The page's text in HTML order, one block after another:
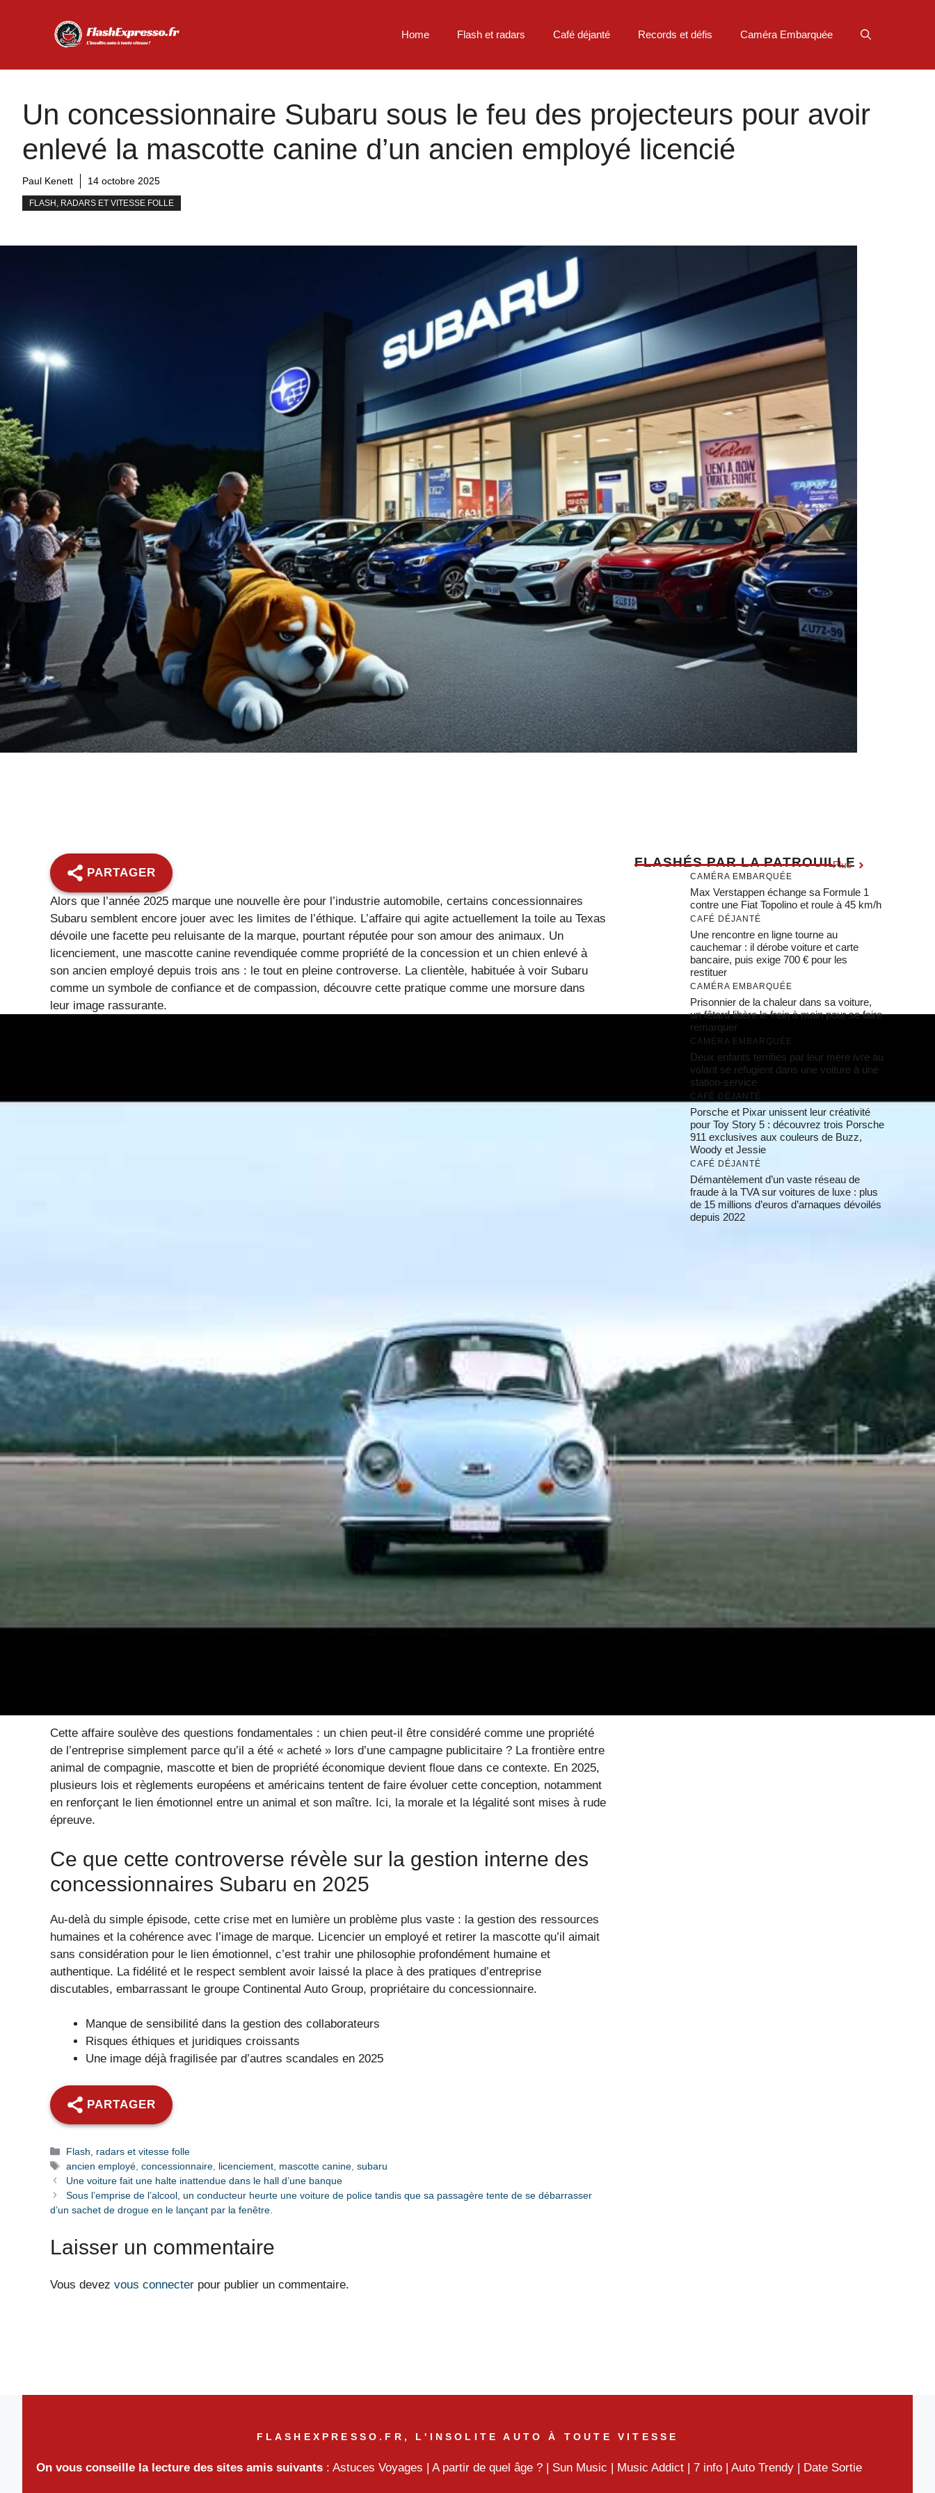
Home Flash et radars Café déjanté Records et défis Caméra Embarquée
Un concessionnaire Subaru sous le feu des projecteurs pour avoir
enlevé la mascotte canine d’un ancien employé licencié
Paul Kenett 14 octobre 2025
FLASH, RADARS ET VITESSE FOLLE
PARTAGER
Alors que l’année 2025 marque une nouvelle ère pour l’industrie automobile, certains concessionnaires
Subaru semblent encore jouer avec les limites de l’éthique. L’affaire qui agite actuellement la toile au Texas
dévoile une facette peu reluisante de la marque, pourtant réputée pour son amour des animaux. Un
licenciement, une mascotte canine revendiquée comme propriété de la concession et un chien enlevé à
son ancien employé depuis trois ans : le tout en pleine controverse. La clientèle, habituée à voir Subaru
comme un symbole de confiance et de compassion, découvre cette pratique comme une morsure dans
leur image rassurante.
Ce n’est pas simplement une histoire de chien, mais bien une crise de réputation pour un concessionnaire
Depuis plusieurs années, la publicité pour Subaru tourne autour de valeurs telles que la famille, la nature,
et l’amour des animaux. En 2025, avec plus de 70% des campagnes mettant en avant leur mascotte
canine pour renforcer leur image de marque, il est d’autant plus choquant de voir cette même marque,
accusée de vol et de traitement inhumain, faire face à une controverse de cette envergure. La situation
soulève donc des questions sur la cohérence entre leur marketing et leurs pratiques internes.
Les réactions de la clientèle et l’impact sur la réputation du
concessionnaire Subaru en 2025
Le public ne s’est pas fait attendre. Sur les réseaux sociaux, les témoignages explosent. Des clients,
surpris par cette volte-face, dénoncent une pratique « inacceptable » et appellent au boycott du
concessionnaire. La majorité voit dans cette action un déni flagrant des valeurs que Subaru prétend
Cette affaire soulève des questions fondamentales : un chien peut-il être considéré comme une propriété
de l’entreprise simplement parce qu’il a été « acheté » lors d’une campagne publicitaire ? La frontière entre
animal de compagnie, mascotte et bien de propriété économique devient floue dans ce contexte. En 2025,
plusieurs lois et règlements européens et américains tentent de faire évoluer cette conception, notamment
en renforçant le lien émotionnel entre un animal et son maître. Ici, la morale et la légalité sont mises à rude
épreuve.
Ce que cette controverse révèle sur la gestion interne des
concessionnaires Subaru en 2025
Au-delà du simple épisode, cette crise met en lumière un problème plus vaste : la gestion des ressources
humaines et la cohérence avec l’image de marque. Licencier un employé et retirer la mascotte qu’il aimait
sans considération pour le lien émotionnel, c’est trahir une philosophie profondément humaine et
authentique. La fidélité et le respect semblent avoir laissé la place à des pratiques d’entreprise
discutables, embarrassant le groupe Continental Auto Group, propriétaire du concessionnaire.
Manque de sensibilité dans la gestion des collaborateurs
Risques éthiques et juridiques croissants
Une image déjà fragilisée par d’autres scandales en 2025
PARTAGER
Catégories
Flash, radars et vitesse folle
Étiquettes
ancien employé ,concessionnaire licenciement mascotte canine ,subaru
Une voiture fait une halte inattendue dans le hall d’une banque
Sous l’emprise de l’alcool, un conducteur heurte une voiture de police tandis que sa passagère tente de se débarrasser
d’un sachet de drogue en le lançant par la fenêtre.
Laisser un commentaire
Vous devez vous connecter pour publier un commentaire.
FLASHÉS PAR LA PATROUILLE
Plus
CAMÉRA EMBARQUÉE
Max Verstappen échange sa Formule 1
contre une Fiat Topolino et roule à 45 km/h
CAFÉ DÉJANTÉ
Une rencontre en ligne tourne au
cauchemar : il dérobe voiture et carte
bancaire, puis exige 700 € pour les
restituer
CAMÉRA EMBARQUÉE
Prisonnier de la chaleur dans sa voiture,
un fêtard libère le frein à main pour se faire
remarquer
CAMÉRA EMBARQUÉE
Deux enfants terrifiés par leur mère ivre au
volant se réfugient dans une voiture à une
station-service
CAFÉ DÉJANTÉ
Porsche et Pixar unissent leur créativité
pour Toy Story 5 : découvrez trois Porsche
911 exclusives aux couleurs de Buzz,
Woody et Jessie
CAFÉ DÉJANTÉ
Démantèlement d’un vaste réseau de
fraude à la TVA sur voitures de luxe : plus
de 15 millions d’euros d’arnaques dévoilés
depuis 2022
FLASHEXPRESSO.FR, L'INSOLITE AUTO À TOUTE VITESSE
On vous conseille la lecture des sites amis suivants : Astuces Voyages | A partir de quel âge ? | Sun Music | Music Addict | 7 info | Auto Trendy | Date Sortie